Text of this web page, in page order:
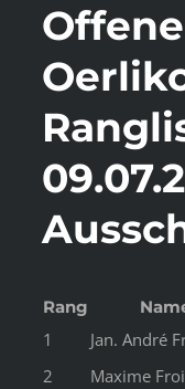
Rang
1 Jan. André
2
Maxime